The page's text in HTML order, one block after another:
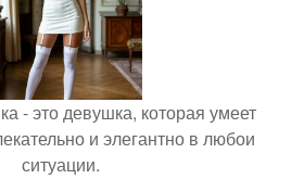
- это девушка, которая умеет
и элегантно в любои
ситуации.